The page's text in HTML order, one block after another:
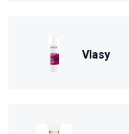
Vlasy